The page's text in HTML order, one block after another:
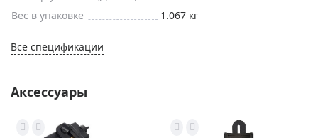
Вес в упаковке
1.067 кг
Все спецификации
Аксессуары